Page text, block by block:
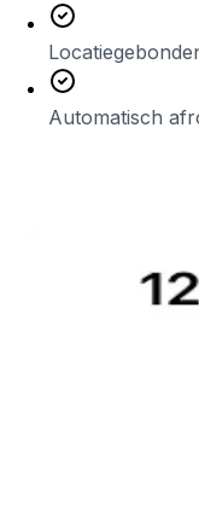
Automatisch